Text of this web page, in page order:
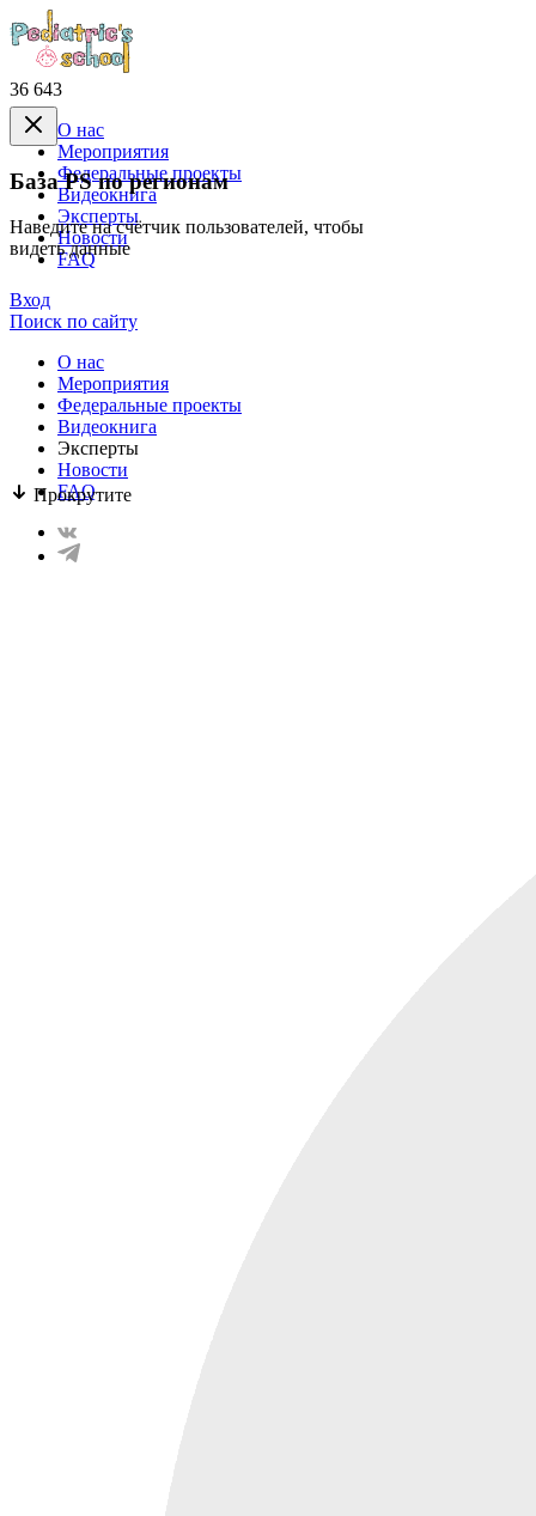
36 643
База PS по регионам
Наведите на счётчик пользователей, чтобы
видеть данные
Прокрутите
О нас
Mероприятия
Федеральные проекты
Видеокнига
Эксперты
Новости
FAQ
Вход
Поиск по сайту
О нас
Mероприятия
Федеральные проекты
Видеокнига
Эксперты
Новости
FAQ